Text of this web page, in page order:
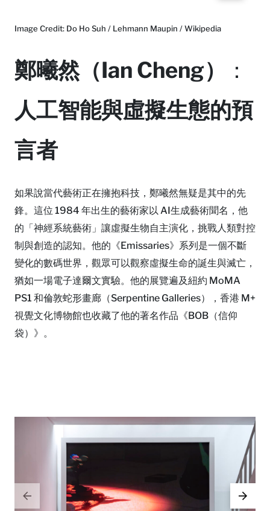
Image Credit: Do Ho Suh / Lehmann Maupin / Wikipedia
鄭曦然（Ian Cheng）
：
人工智能與虛擬生態的預
言者
如果說當代藝術正在擁抱科技，鄭曦然無疑是其中的先
鋒。這位 1984 年出生的藝術家以 AI生成藝術聞名，他
的「神經系統藝術」讓虛擬生物自主演化，挑戰人類對控
制與創造的認知。他的《Emissaries》系列是一個不斷
變化的數碼世界，觀眾可以觀察虛擬生命的誕生與滅亡，
猶如一場電子達爾文實驗。他的展覽遍及紐約 MoMA
PS1 和倫敦蛇形畫廊（Serpentine Galleries），香港 M+
視覺文化博物館也收藏了他的著名作品《BOB（信仰
袋）》。